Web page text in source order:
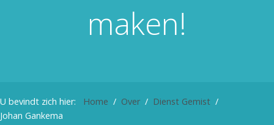
maken!
U bevindt zich hier: Home Over
Dienst Gemist
Johan Gankema